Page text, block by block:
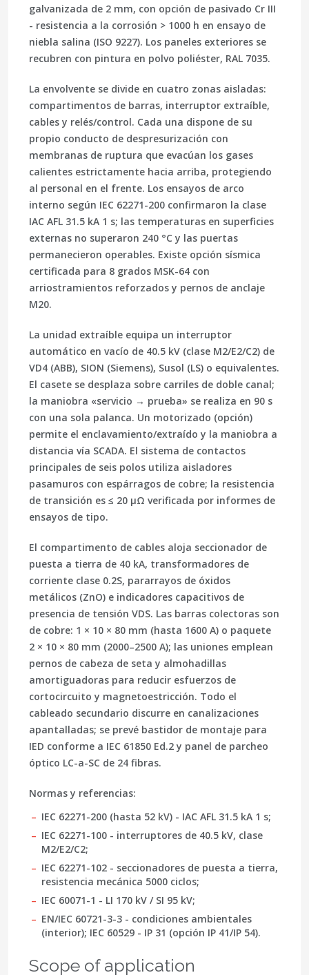
galvanizada de 2 mm, con opción de pasivado Cr III
- resistencia a la corrosión > 1000 h en ensayo de
niebla salina (ISO 9227). Los paneles exteriores se
recubren con pintura en polvo poliéster, RAL 7035.
La envolvente se divide en cuatro zonas aisladas:
compartimentos de barras, interruptor extraíble,
cables y relés/control. Cada una dispone de su
propio conducto de despresurización con
membranas de ruptura que evacúan los gases
calientes estrictamente hacia arriba, protegiendo
al personal en el frente. Los ensayos de arco
interno según IEC 62271-200 confirmaron la clase
IAC AFL 31.5 kA 1 s; las temperaturas en superficies
externas no superaron 240 °C y las puertas
permanecieron operables. Existe opción sísmica
certificada para 8 grados MSK-64 con
arriostramientos reforzados y pernos de anclaje
M20.
La unidad extraíble equipa un interruptor
automático en vacío de 40.5 kV (clase M2/E2/C2) de
VD4 (ABB), SION (Siemens), Susol (LS) o equivalentes.
El casete se desplaza sobre carriles de doble canal;
la maniobra «servicio → prueba» se realiza en 90 s
con una sola palanca. Un motorizado (opción)
permite el enclavamiento/extraído y la maniobra a
distancia vía SCADA. El sistema de contactos
principales de seis polos utiliza aisladores
pasamuros con espárragos de cobre; la resistencia
de transición es ≤ 20 µΩ verificada por informes de
ensayos de tipo.
El compartimento de cables aloja seccionador de
puesta a tierra de 40 kA, transformadores de
corriente clase 0.2S, pararrayos de óxidos
metálicos (ZnO) e indicadores capacitivos de
presencia de tensión VDS. Las barras colectoras son
de cobre: 1 × 10 × 80 mm (hasta 1600 A) o paquete
2 × 10 × 80 mm (2000–2500 A); las uniones emplean
pernos de cabeza de seta y almohadillas
amortiguadoras para reducir esfuerzos de
cortocircuito y magnetoestricción. Todo el
cableado secundario discurre en canalizaciones
apantalladas; se prevé bastidor de montaje para
IED conforme a IEC 61850 Ed.2 y panel de parcheo
óptico LC-a-SC de 24 fibras.
Normas y referencias:
IEC 62271-200 (hasta 52 kV) - IAC AFL 31.5 kA 1 s;
IEC 62271-100 - interruptores de 40.5 kV, clase
M2/E2/C2;
IEC 62271-102 - seccionadores de puesta a tierra,
resistencia mecánica 5000 ciclos;
IEC 60071-1 - LI 170 kV / SI 95 kV;
EN/IEC 60721-3-3 - condiciones ambientales
(interior); IEC 60529 - IP 31 (opción IP 41/IP 54).
Scope of application